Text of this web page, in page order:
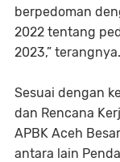
berpedoman
2022 tentang
2023,” terangnya.
Sesuai dengan
dan Rencana
APBK Aceh
antara lain